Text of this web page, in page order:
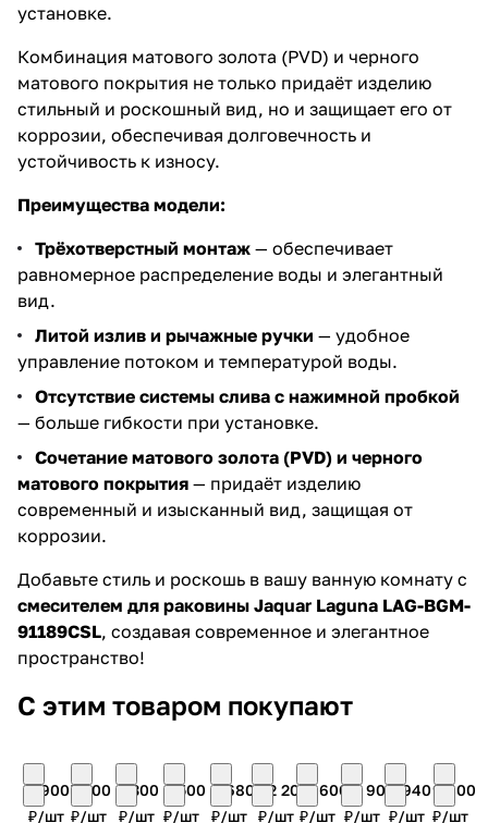
установке.
Комбинация матового золота (PVD) и черного
матового покрытия не только придаёт изделию
стильный и роскошный вид, но и защищает его от
коррозии, обеспечивая долговечность и
устойчивость к износу.
Преимущества модели:
Трёхотверстный монтаж — обеспечивает
равномерное распределение воды и элегантный
вид.
Литой излив и рычажные ручки — удобное
управление потоком и температурой воды.
Отсутствие системы слива с нажимной пробкой
— больше гибкости при установке.
Сочетание матового золота (PVD) и черного
матового покрытия — придаёт изделию
современный и изысканный вид, защищая от
коррозии.
Добавьте стиль и роскошь в вашу ванную комнату с
смесителем для раковины Jaquar Laguna LAG-BGM-
91189CSL, создавая современное и элегантное
пространство!
С этим товаром покупают
7 900
₽/шт
7 300
₽/шт
7 300
₽/шт
6 500
₽/шт
4 680
₽/шт
42 200
₽/шт
11 600
₽/шт
10 900
₽/шт
5 940
₽/шт
9 400
₽/шт